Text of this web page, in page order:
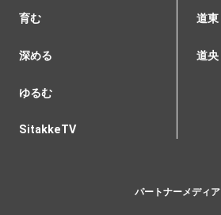
育む
深める
ゆるむ
SitakkeTV
道東
道央
パートナーメディア